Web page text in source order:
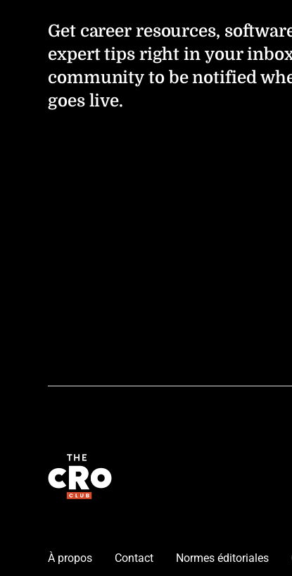
Get career resources,
expert tips right in your
community to be notified
goes live.
À propos Contact Normes éditoriales